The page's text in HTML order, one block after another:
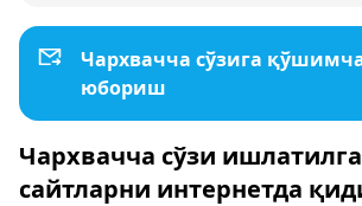
Чархвачча сўзига
юбориш
Чархвачча сўзи
сайтларни интернетда